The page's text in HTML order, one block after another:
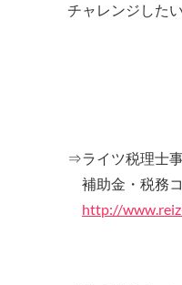
チャレンジした
⇒ライツ税理士
補助金・税務
http://